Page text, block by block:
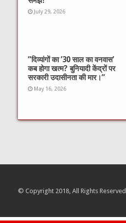
k
July 29, 2026
​”दिव्यांगों का ’30 साल का वनवास’
कब होगा खत्म? बुनियादी केंद्रों पर
सरकारी उदासीनता की मार।”
May 16, 2026
© Copyright 2018, All Rights Reserved